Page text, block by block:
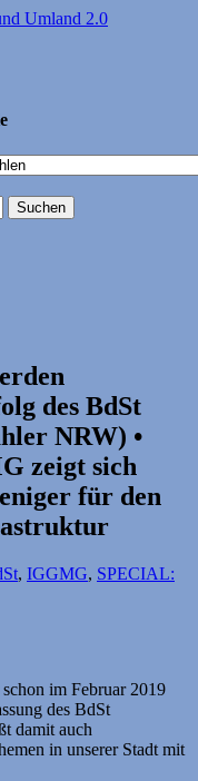
des BdSt
NRW) •
zeigt sich
für den
, IGGMG, SPECIAL:
im Februar 2019
des BdSt
damit auch
in unserer Stadt mit